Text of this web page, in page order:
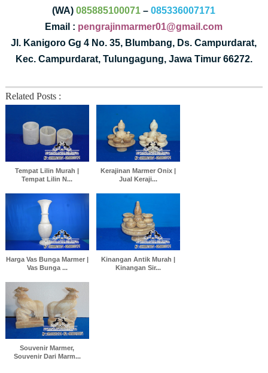
(WA)085885100071 –085336007171
Email : pengrajinmarmer01@gmail.com
Jl. Kanigoro Gg 4 No. 35, Blumbang, Ds. Campurdarat,
Kec. Campurdarat, Tulungagung, Jawa Timur 66272.
Related Posts :
Tempat Lilin Murah |
Tempat Lilin N...
Kerajinan Marmer Onix |
Jual Keraji...
Harga Vas Bunga Marmer |
Vas Bunga ...
Kinangan Antik Murah |
Kinangan Sir...
Souvenir Marmer,
Souvenir Dari Marm...